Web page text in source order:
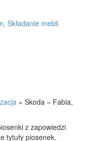
Składanie mebli
» Skoda – Fabia,
z zapowiedzi
tytuły piosenek.